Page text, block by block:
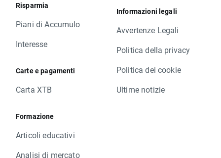
Risparmia
Piani di Accumulo
Interesse
Carte e pagamenti
Carta XTB
Formazione
Articoli educativi
Analisi di mercato
Informazioni legali
Avvertenze Legali
Politica della privacy
Politica dei cookie
Ultime notizie